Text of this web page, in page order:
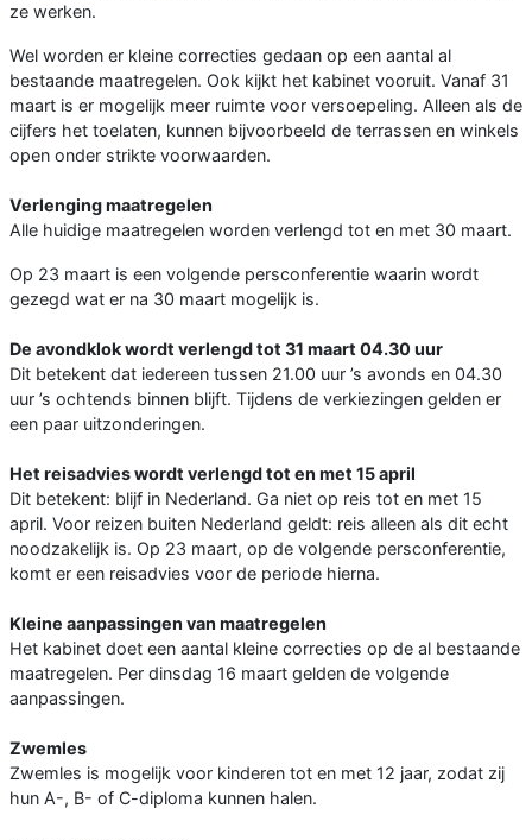
ze werken.
Wel worden er kleine correcties gedaan op een aantal al
bestaande maatregelen. Ook kijkt het kabinet vooruit. Vanaf 31
maart is er mogelijk meer ruimte voor versoepeling. Alleen als de
cijfers het toelaten, kunnen bijvoorbeeld de terrassen en winkels
open onder strikte voorwaarden.
Verlenging maatregelen
Alle huidige maatregelen worden verlengd tot en met 30 maart.
Op 23 maart is een volgende persconferentie waarin wordt
gezegd wat er na 30 maart mogelijk is.
De avondklok wordt verlengd tot 31 maart 04.30 uur
Dit betekent dat iedereen tussen 21.00 uur ’s avonds en 04.30
uur ’s ochtends binnen blijft. Tijdens de verkiezingen gelden er
een paar uitzonderingen.
Het reisadvies wordt verlengd tot en met 15 april
Dit betekent: blijf in Nederland. Ga niet op reis tot en met 15
april. Voor reizen buiten Nederland geldt: reis alleen als dit echt
noodzakelijk is. Op 23 maart, op de volgende persconferentie,
komt er een reisadvies voor de periode hierna.
Kleine aanpassingen van maatregelen
Het kabinet doet een aantal kleine correcties op de al bestaande
maatregelen. Per dinsdag 16 maart gelden de volgende
aanpassingen.
Zwemles
Zwemles is mogelijk voor kinderen tot en met 12 jaar, zodat zij
hun A-, B- of C-diploma kunnen halen.